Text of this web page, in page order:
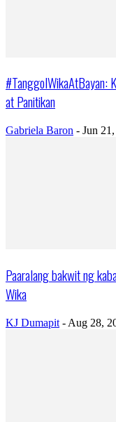
#TanggolWikaAtBayan:
at Panitikan
Gabriela Baron - Jun
Paaralang bakwit ng
Wika
KJ Dumapit - Aug 28,